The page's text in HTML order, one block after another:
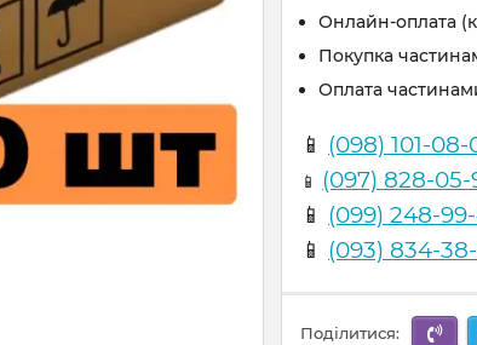
Онлайн-оплата
Покупка
Оплата
📱 (098) 101-08-
📱
(097) 828-05-
📱 (099) 248-
📱 (093) 834-38-
Поділитися: